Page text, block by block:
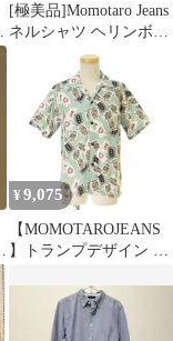
[極美品]Momotaro Jeans
ネルシャツ ヘリンボー
ン チェック 38
¥ 9,075
【MOMOTAROJEANS
】トランプデザイン オ
ン半袖シャツ